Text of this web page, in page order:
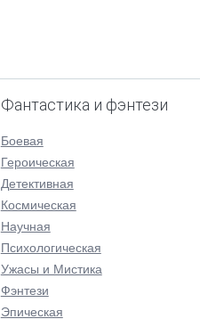
Фантастика и фэнтези
Боевая
Героическая
Детективная
Космическая
Научная
Психологическая
Ужасы и Мистика
Фэнтези
Эпическая